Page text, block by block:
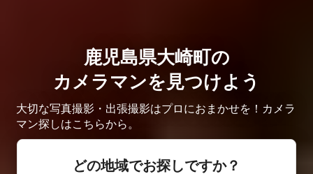
鹿児島県大崎町の
カメラマンを見つけよう
大切な写真撮影・出張撮影はプロにおまかせを！カメラ
マン探しはこちらから。
どの地域でお探しですか？